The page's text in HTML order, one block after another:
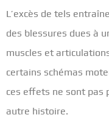
L’excès de tels
des blessures dues à
muscles et
certains schémas
ces effets ne sont pas
autre histoire.